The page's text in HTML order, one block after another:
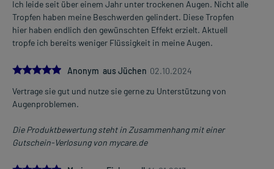
Ich leide seit über einem Jahr unter trockenen Augen. Nicht alle
Tropfen haben meine Beschwerden gelindert. Diese Tropfen
hier haben endlich den gewünschten Effekt erzielt. Aktuell
tropfe ich bereits weniger Flüssigkeit in meine Augen.
5.0Anonym aus Jüchen 02.10.2024
Vertrage sie gut und nutze sie gerne zu Unterstützung von
Augenproblemen.
Die Produktbewertung steht in Zusammenhang mit einer
Gutschein-Verlosung von mycare.de